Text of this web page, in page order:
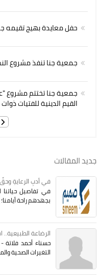
حفل معايدة بهيج تقيمه
جمعية جنا تنفذ مشروع
جمعية جنا تختتم مشروع
القيم الدينية للفتيات
جديد المقالات
في أدبِ الرعايةِ
في تفاصيل
بجهدهم راحة
الرضاعة
حسناء أحمد فلاتة
التغيرات الصحية